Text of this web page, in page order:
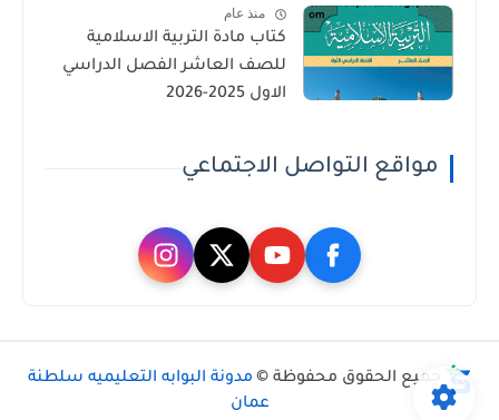
منذ عام
كتاب مادة التربية الاسلامية
للصف العاشر الفصل الدراسي
الاول 2025-2026
مواقع التواصل الاجتماعي
جميع الحقوق محفوظة © مدونة البوابه التعليميه سلطنة
عمان